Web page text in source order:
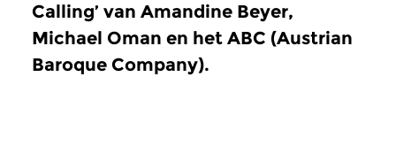
Calling’ van Amandine Beyer,
Michael Oman en het ABC (Austrian
Baroque Company).